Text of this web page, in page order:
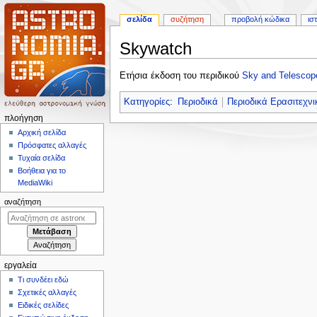
Skywatch
Πήδηση
πλοήγηση
Πήδηση
αναζήτηση
Ετήσια έκδοση του περιδικού Sky and
Κατηγορίες: Περιοδικά Περιοδικά
Μ
π
γ
η
σελίδα συζήτηση προβολή κώδικα
πλοήγηση
Αρχική σελίδα
Πρόσφατες αλλαγές
Τυχαία σελίδα
Βοήθεια για το
MediaWiki
αναζήτηση
εργαλεία
Τι συνδέει εδώ
Σχετικές αλλαγές
Ειδικές σελίδες